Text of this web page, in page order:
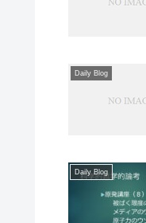
Daily Blog
Daily Blog